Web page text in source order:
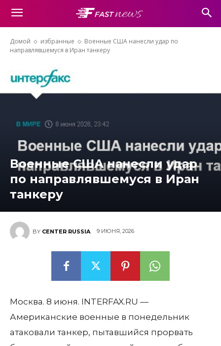
Домой избранные
Военные США нанесли удар по
направлявшемуся в Иран танкеру
Военные США нанесли удар
по направлявшемуся в Иран
танкеру
BY CENTER RUSSIA 9 ИЮНЯ, 2026
Москва. 8 июня. INTERFAX.RU —
Американские военные в понедельник
атаковали танкер, пытавшийся прорвать